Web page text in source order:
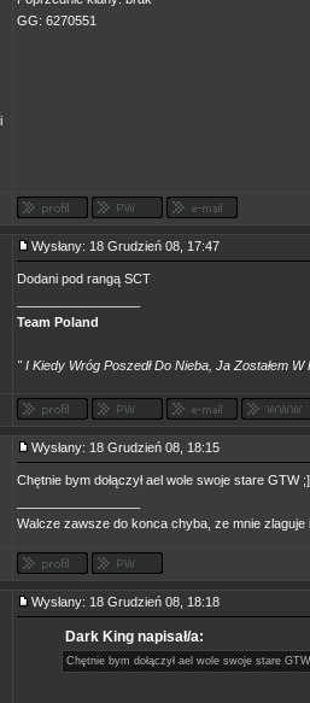
GG: 6270551
Wysłany: 18 Grudzień 08, 17:47
Dodani pod rangą SCT
Team Poland
" I Kiedy Wróg Poszedł Do Nieba, Ja Zostałem W
Wysłany: 18 Grudzień 08, 18:15
Chętnie bym dołączył ael wole swoje stare GTW ;]
Walcze zawsze do konca chyba, ze mnie zlaguje
Wysłany: 18 Grudzień 08, 18:18
Dark King napisał/a:
Chętnie bym dołączył ael wole swoje stare